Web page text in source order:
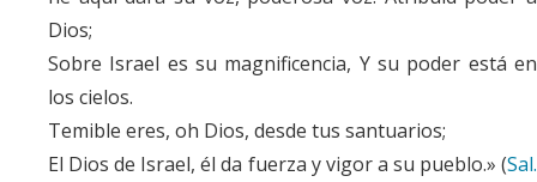
Dios;
Sobre Israel es su magnificencia, Y su poder está en
los cielos.
Temible eres, oh Dios, desde tus santuarios;
El Dios de Israel, él da fuerza y vigor a su pueblo.» (Sal.